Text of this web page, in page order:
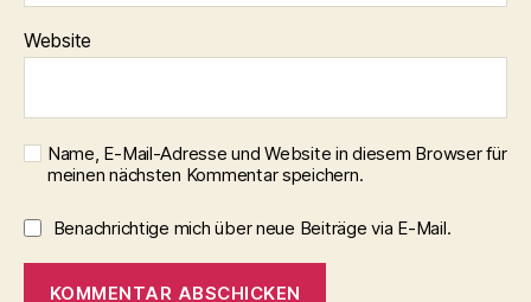
Website
Name, E-Mail-Adresse und Website in diesem Browser für
meinen nächsten Kommentar speichern.
Benachrichtige mich über neue Beiträge via E-Mail.